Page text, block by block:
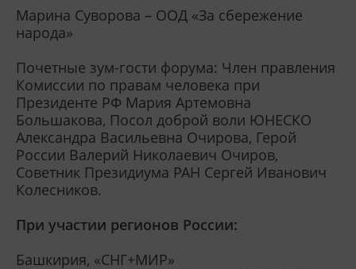
Марина Суворова – ООД «За сбережение
народа»
Почетные зум-гости форума: Член правления
Комиссии по правам человека при
Президенте РФ Мария Артемовна
Большакова, Посол доброй воли ЮНЕСКО
Александра Васильевна Очирова, Герой
России Валерий Николаевич Очиров,
Советник Президиума РАН Сергей Иванович
Колесников.
При участии регионов России:
Башкирия, «СНГ+МИР»